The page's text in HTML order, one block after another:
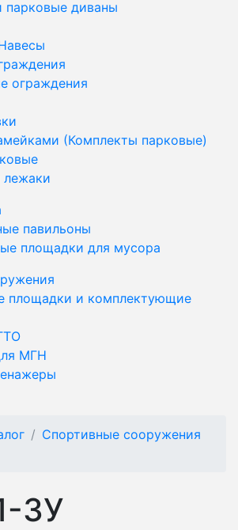
парковые диваны
ограждения
(Комплекты парковые)
лежаки
павильоны
площадки для мусора
площадки и комплектующие
МГН
Спортивные сооружения
3У